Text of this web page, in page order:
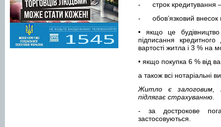
-
строк кредитування
-
обов’язковий
• якщо це
підписання
вартості житла і 3 % на
• якщо покупка 6 % від
а також всі нотаріальні
Житло є залоговим,
підлягає страхуванню.
- за дострокове
застосовуються.